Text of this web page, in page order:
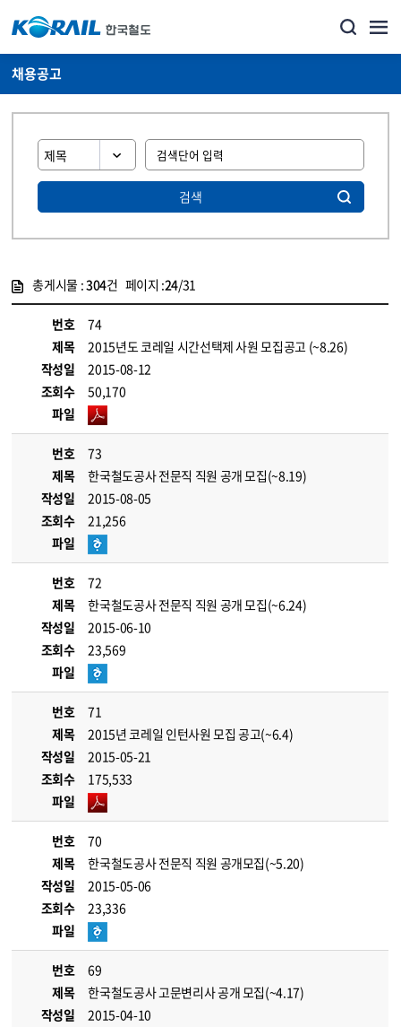
채용공고
검색
총게시물 :304건 페이지 :24/31
번호
74
제목
2015년도 코레일 시간선택제 사원 모집공고 (~8.26)
작성일
2015-08-12
조회수
50,170
파일
번호
73
제목
한국철도공사 전문직 직원 공개 모집(~8.19)
작성일
2015-08-05
조회수
21,256
파일
번호
72
제목
한국철도공사 전문직 직원 공개 모집(~6.24)
작성일
2015-06-10
조회수
23,569
파일
번호
71
제목
2015년 코레일 인턴사원 모집 공고(~6.4)
작성일
2015-05-21
조회수
175,533
파일
번호
70
제목
한국철도공사 전문직 직원 공개모집(~5.20)
작성일
2015-05-06
조회수
23,336
파일
번호
69
제목
한국철도공사 고문변리사 공개 모집(~4.17)
작성일
2015-04-10